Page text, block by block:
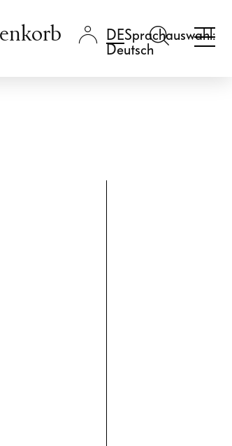
Sprachauswahl:
Deutsch